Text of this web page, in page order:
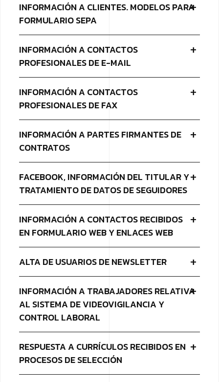
INFORMACIÓN A CLIENTES. MODELOS PARA
FORMULARIO SEPA
INFORMACIÓN A CONTACTOS
PROFESIONALES DE E-MAIL
INFORMACIÓN A CONTACTOS
PROFESIONALES DE FAX
INFORMACIÓN A PARTES FIRMANTES DE
CONTRATOS
FACEBOOK, INFORMACIÓN DEL TITULAR Y
TRATAMIENTO DE DATOS DE SEGUIDORES
INFORMACIÓN A CONTACTOS RECIBIDOS
EN FORMULARIO WEB Y ENLACES WEB
ALTA DE USUARIOS DE NEWSLETTER
INFORMACIÓN A TRABAJADORES RELATIVA
AL SISTEMA DE VIDEOVIGILANCIA Y
CONTROL LABORAL
RESPUESTA A CURRÍCULOS RECIBIDOS EN
PROCESOS DE SELECCIÓN